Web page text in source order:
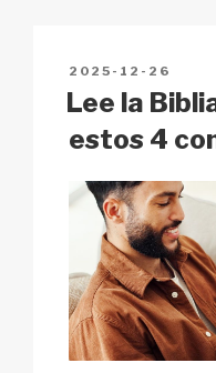
POSTED
ON
2025-12-26
Lee la
estos 4